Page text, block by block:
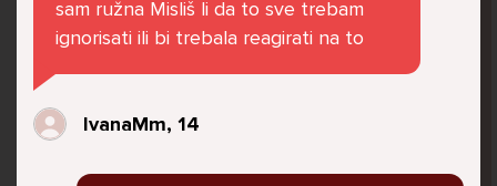
Već 6 godina u školi nekoliko cura iz mog
razreda me izbacuju iz zajedničkih aktivnosti
te me iskorištavaju. Dečki iz mojeg razreda mi
govore da sam glupača te me preko discorda
vrijeđaju jer sam niska te mi govore da se
sam ružna Misliš li da to sve trebam
ignorisati ili bi trebala reagirati na to
IvanaMm, 14